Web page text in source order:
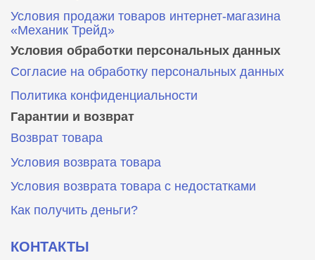
Условия продажи товаров интернет-магазина
«Механик Трейд»
Условия обработки персональных данных
Согласие на обработку персональных данных
Политика конфиденциальности
Гарантии и возврат
Возврат товара
Условия возврата товара
Условия возврата товара с недостатками
Как получить деньги?
КОНТАКТЫ